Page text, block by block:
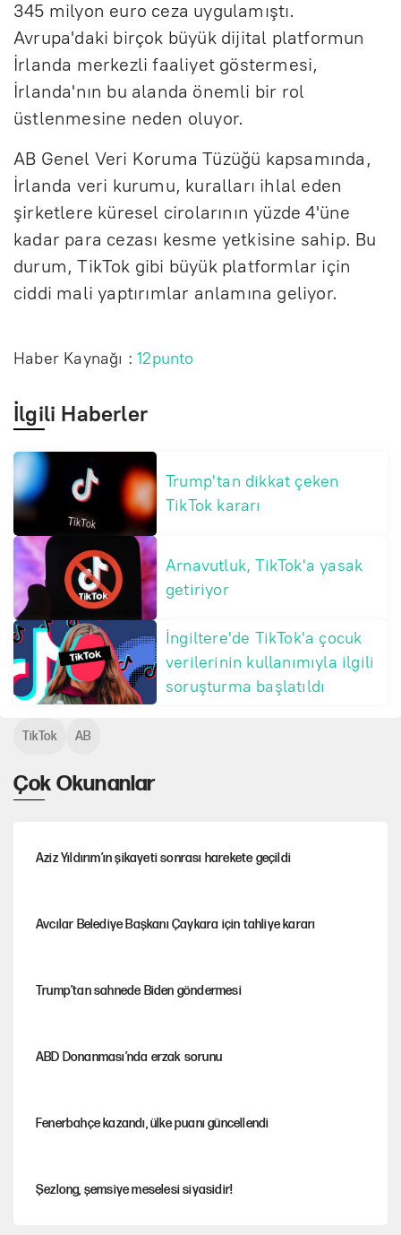
345 milyon euro ceza uygulamıştı.
Avrupa'daki birçok büyük dijital platformun
İrlanda merkezli faaliyet göstermesi,
İrlanda'nın bu alanda önemli bir rol
üstlenmesine neden oluyor.
AB Genel Veri Koruma Tüzüğü kapsamında,
İrlanda veri kurumu, kuralları ihlal eden
şirketlere küresel cirolarının yüzde 4'üne
kadar para cezası kesme yetkisine sahip. Bu
durum, TikTok gibi büyük platformlar için
ciddi mali yaptırımlar anlamına geliyor.
Haber Kaynağı :12punto
İlgili Haberler
Trump'tan dikkat çeken
TikTok kararı
Arnavutluk, TikTok'a yasak
getiriyor
İngiltere'de TikTok'a çocuk
verilerinin kullanımıyla ilgili
soruşturma başlatıldı
Çok Okunanlar
Aziz Yıldırım’ın şikayeti sonrası harekete geçildi
Avcılar Belediye Başkanı Çaykara için tahliye kararı
Trump’tan sahnede Biden göndermesi
ABD Donanması’nda erzak sorunu
Fenerbahçe kazandı, ülke puanı güncellendi
Şezlong, şemsiye meselesi siyasidir!
TikTok AB